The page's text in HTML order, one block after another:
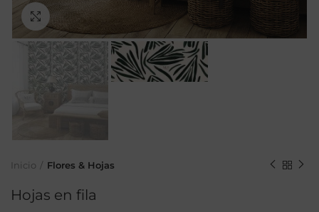
Inicio Flores & Hojas
Hojas en fila